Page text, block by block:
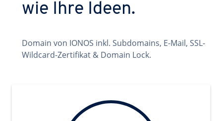
wie Ihre Ideen.
Domain von IONOS inkl. Subdomains, E-Mail, SSL-
Wildcard-Zertifikat & Domain Lock.